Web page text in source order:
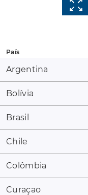
País
Argentina
Bolívia
Brasil
Chile
Colômbia
Curaçao